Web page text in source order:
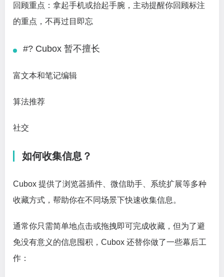
回顾重点：拿起手机或抬起手腕，主动提醒你回顾标注
的重点，不再过目即忘
#? Cubox 暂不擅长
富文本和笔记编辑
算法推荐
社交
如何收集信息？
Cubox 提供了浏览器插件、微信助手、系统扩展等多种
收藏方式，帮助你在不同场景下快速收集信息。
通常你只需简单地点击或拖拽即可完成收藏，但为了避
免没有意义的信息囤积，Cubox 还替你做了一些幕后工
作：